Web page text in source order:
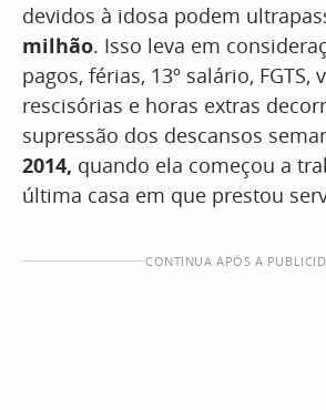
devidos à idosa podem
milhão. Isso leva em
pagos, férias, 13º salário, FGTS,
rescisórias e horas extras
supressão dos descansos
2014, quando ela começou a
última casa em que prestou
CONTINUA APÓS A